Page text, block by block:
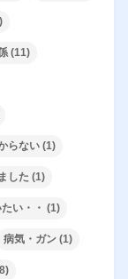
(11)
らない (1)
した (1)
い・・ (1)
病気・ガン (1)